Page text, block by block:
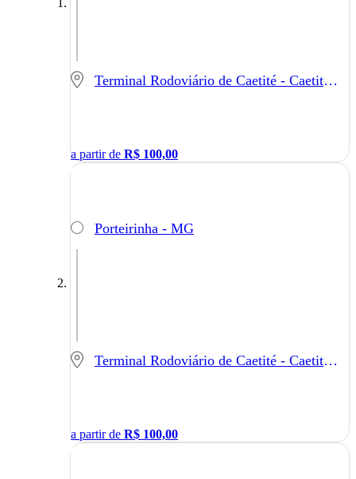
Terminal Rodoviário de Caetité - Caetité - BA
a partir de R$ 100,00
Porteirinha - MG
Terminal Rodoviário de Caetité - Caetité - BA
a partir de R$ 100,00